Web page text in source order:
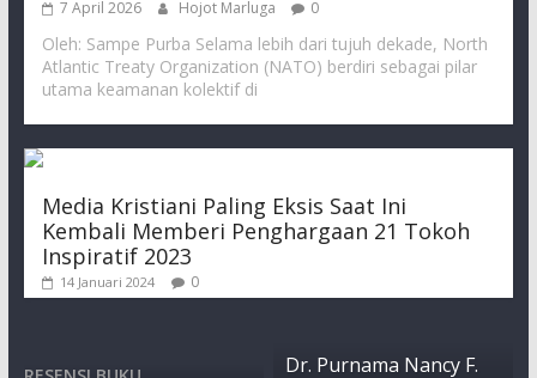
7 April 2026 Hojot Marluga 0
Oleh: Sampe Purba Selama lebih dari tujuh dekade, North
Atlantic Treaty Organization (NATO) berdiri sebagai pilar
utama keamanan kolektif di
Media Kristiani Paling Eksis Saat Ini
Kembali Memberi Penghargaan 21 Tokoh
Inspiratif 2023
14 Januari 2024 0
Dr. Purnama Nancy F.